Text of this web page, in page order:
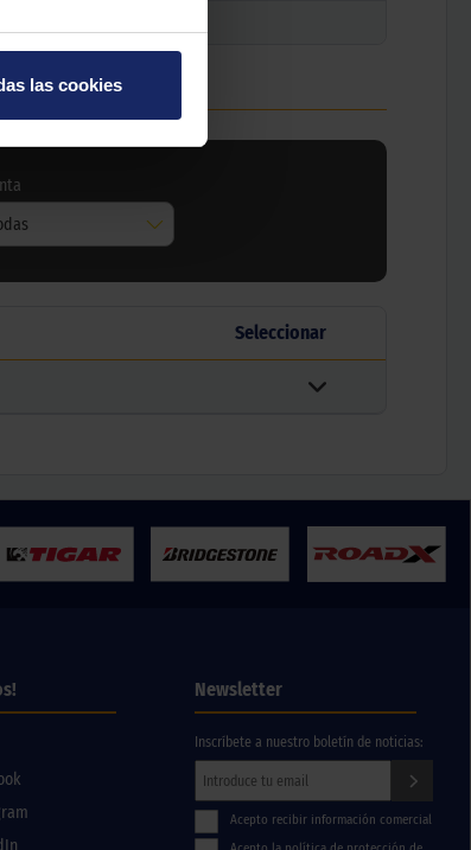
las cookies
Seleccionar
Newsletter
Inscríbete a nuestro boletín de noticias:
Acepto recibir información comercial